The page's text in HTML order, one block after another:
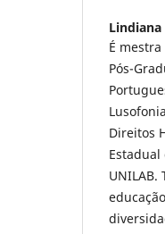
Lindiana
É
Pós-
Direitos
Estadual